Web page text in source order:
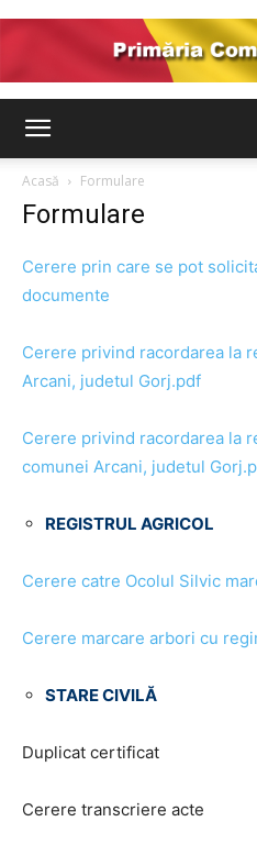
Acasă Formulare
Formulare
Cerere prin care se pot
documente
Cerere privind racordarea la
Arcani, judetul Gorj.pdf
Cerere privind racordarea la
comunei Arcani, judetul
REGISTRUL AGRICOL
Cerere catre Ocolul Silvic
Cerere marcare arbori cu
STARE CIVILĂ
Duplicat certificat
Cerere transcriere acte